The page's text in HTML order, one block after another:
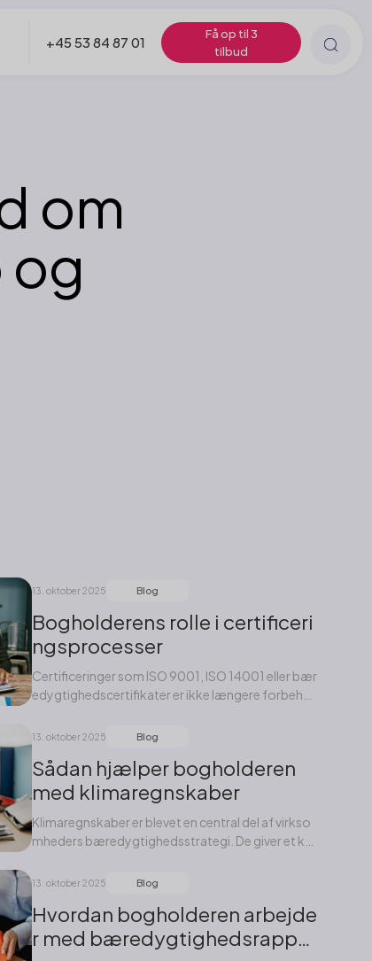
+45 53 84 87 01
Få op til 3
tilbud
om
og
13. oktober 2025 Blog
Bogholderens rolle i certificeri
ngsprocesser
Certificeringer som ISO 9001, ISO 14001 eller bær
edygtighedscertifikater er ikke længere forbehol
13. oktober 2025 Blog
Sådan hjælper bogholderen
med klimaregnskaber
Klimaregnskaber er blevet en central del af virkso
mheders bæredygtighedsstrategi. De giver et ko
13. oktober 2025 Blog
Hvordan bogholderen arbejde
r med bæredygtighedsrappor